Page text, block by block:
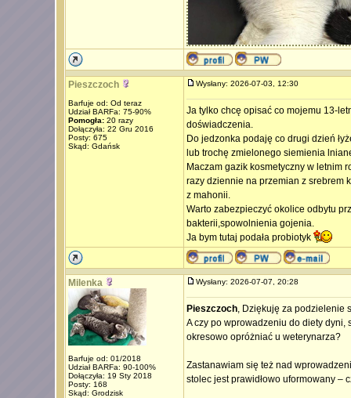
Pieszczoch
Barfuje od: Od teraz
Udział BARFa: 75-90%
Pomogła:20 razy
Dołączyła: 22 Gru 2016
Posty: 675
Skąd: Gdańsk
Wysłany: 2026-07-03, 12:30
Ja tylko chcę opisać co mojemu 13-
doświadczenia.
Do jedzonka podaję co drugi dzień
lub trochę zmielonego siemienia
Maczam gazik kosmetyczny w letnim
razy dziennie na przemian z srebrem
z mahonii.
Warto zabezpieczyć okolice odbytu
bakterii,spowolnienia gojenia.
Ja bym tutaj podała probiotyk
Milenka
Barfuje od: 01/2018
Udział BARFa: 90-100%
Dołączyła: 19 Sty 2018
Posty: 168
Skąd: Grodzisk
Wysłany: 2026-07-07, 20:28
Pieszczoch, Dziękuję za podzielenie
A czy po wprowadzeniu do diety dyni,
okresowo opróżniać u weterynarza?
Zastanawiam się też nad
stolec jest prawidłowo uformowany –